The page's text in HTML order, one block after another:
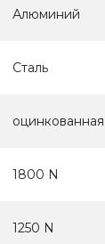
Алюминий
Сталь
оцинкованная
1800 N
1250 N